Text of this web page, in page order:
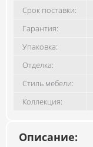
Срок поставки:
Гарантия:
Упаковка:
Отделка:
Стиль мебели:
Коллекция:
Описание: